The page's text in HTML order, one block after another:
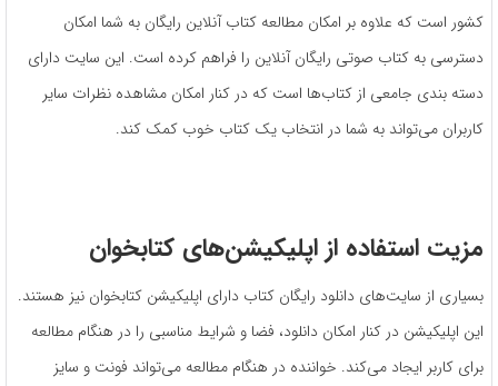
کشور است که علاوه بر امکان مطالعه کتاب آنلاین رایگان به شما امکان
دسترسی به کتاب صوتی رایگان آنلاین را فراهم کرده است. این سایت دارای
دسته بندی جامعی از کتاب‌ها است که در کنار امکان مشاهده نظرات سایر
کاربران می‌تواند به شما در انتخاب یک کتاب خوب کمک کند.
مزیت استفاده از اپلیکیشن‌های کتابخوان
بسیاری از سایت‌های دانلود رایگان کتاب دارای اپلیکیشن کتابخوان نیز هستند.
این اپلیکیشن در کنار امکان دانلود، فضا و شرایط مناسبی را در هنگام مطالعه
برای کاربر ایجاد می‌کند. خواننده در هنگام مطالعه می‌تواند فونت و سایز